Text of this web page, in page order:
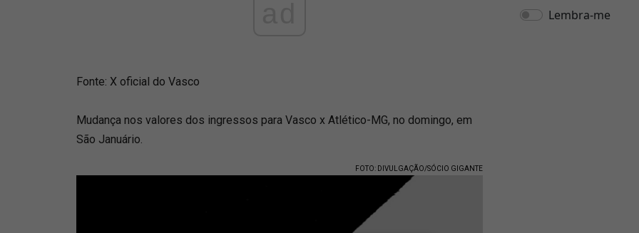
Fonte: X oficial do Vasco
Mudança nos valores dos ingressos para Vasco x Atlético-MG, no domingo, em
São Januário.
FOTO: DIVULGAÇÃO/SÓCIO GIGANTE